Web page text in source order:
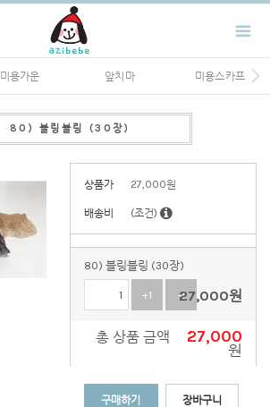
미용가운 앞치마 미용스카프
80) 블링블링 (30장)
상품가 27,000원
배송비 (조건)
80) 블링블링 (30장)
+1 -1
27,000원
총 상품 금액 27,000
원
구매하기 장바구니